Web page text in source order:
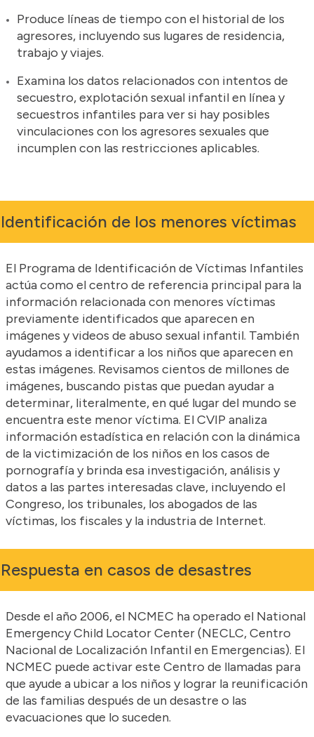
Produce líneas de tiempo con el historial de los
agresores, incluyendo sus lugares de residencia,
trabajo y viajes.
Examina los datos relacionados con intentos de
secuestro, explotación sexual infantil en línea y
secuestros infantiles para ver si hay posibles
vinculaciones con los agresores sexuales que
incumplen con las restricciones aplicables.
Identificación de los menores víctimas
El Programa de Identificación de Víctimas Infantiles
actúa como el centro de referencia principal para la
información relacionada con menores víctimas
previamente identificados que aparecen en
imágenes y videos de abuso sexual infantil. También
ayudamos a identificar a los niños que aparecen en
estas imágenes. Revisamos cientos de millones de
imágenes, buscando pistas que puedan ayudar a
determinar, literalmente, en qué lugar del mundo se
encuentra este menor víctima. El CVIP analiza
información estadística en relación con la dinámica
de la victimización de los niños en los casos de
pornografía y brinda esa investigación, análisis y
datos a las partes interesadas clave, incluyendo el
Congreso, los tribunales, los abogados de las
víctimas, los fiscales y la industria de Internet.
Respuesta en casos de desastres
Desde el año 2006, el NCMEC ha operado el National
Emergency Child Locator Center (NECLC, Centro
Nacional de Localización Infantil en Emergencias). El
NCMEC puede activar este Centro de llamadas para
que ayude a ubicar a los niños y lograr la reunificación
de las familias después de un desastre o las
evacuaciones que lo suceden.